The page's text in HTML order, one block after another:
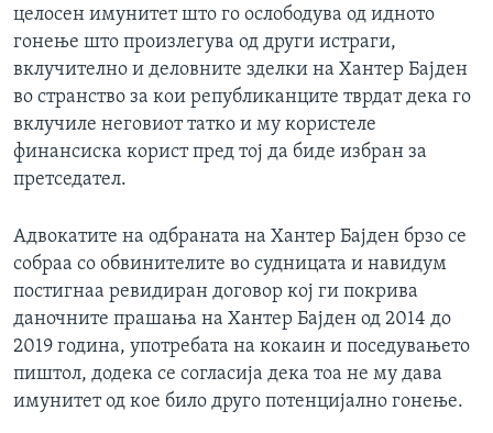
целосен имунитет што го ослободува од идното
гонење што произлегува од други истраги,
вклучително и деловните зделки на Хантер Бајден
во странство за кои републиканците тврдат дека го
вклучиле неговиот татко и му користеле
финансиска корист пред тој да биде избран за
претседател.
Адвокатите на одбраната на Хантер Бајден брзо се
собраа со обвинителите во судницата и навидум
постигнаа ревидиран договор кој ги покрива
даночните прашања на Хантер Бајден од 2014 до
2019 година, употребата на кокаин и поседувањето
пиштол, додека се согласија дека тоа не му дава
имунитет од кое било друго потенцијално гонење.